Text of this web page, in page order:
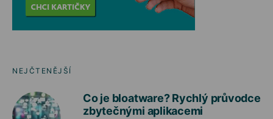
NEJČTENĚJŠÍ
Co je bloatware? Rychlý průvodce
zbytečnými aplikacemi